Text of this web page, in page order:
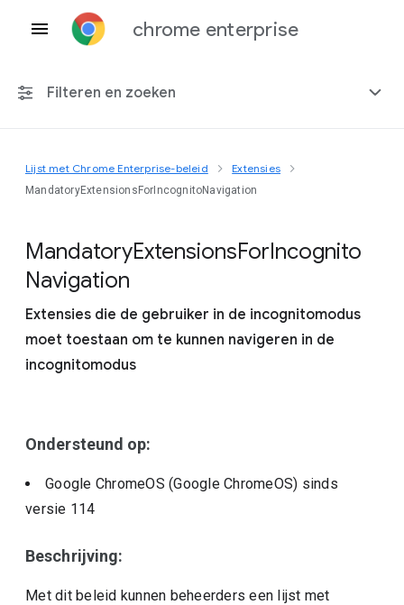
chrome enterprise
Filteren en zoeken
Elk platform
Inclusief beëindigd beleid
Lijst met Chrome Enterprise-beleid Extensies
MandatoryExtensionsForIncognitoNavigation
MandatoryExtensionsForIncognito
Navigation
Extensies die de gebruiker in de incognitomodus
moet toestaan om te kunnen navigeren in de
incognitomodus
Ondersteund op:
Google ChromeOS (Google ChromeOS) sinds
versie 114
Beschrijving:
Met dit beleid kunnen beheerders een lijst met